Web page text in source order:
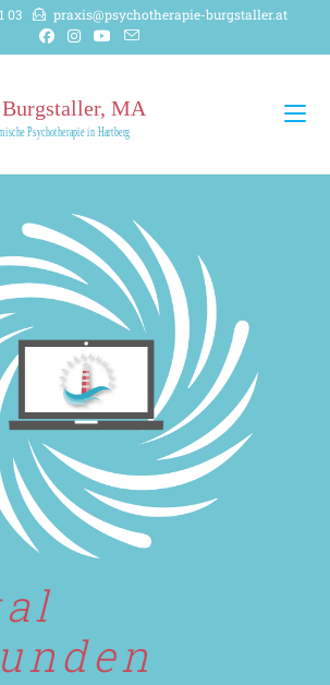
03 praxis@psychotherapie-burgstaller.at